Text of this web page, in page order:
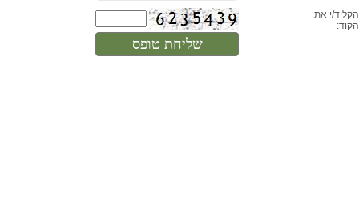
הקליד/י את
הקוד: